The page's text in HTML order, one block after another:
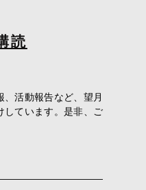
読
活動報告など、望月
しています。是非、ご